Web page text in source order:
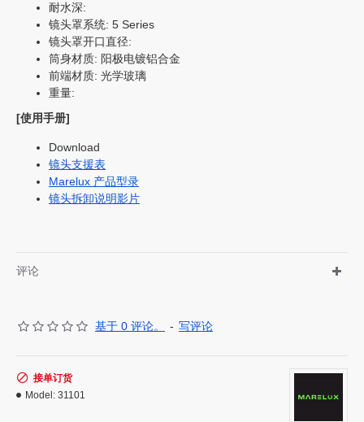
耐水深:
镜头罩系统: 5 Series
镜头罩开口直径:
筒身材质: 阳极电镀铝合金
前端材质: 光学玻璃
重量:
[使用手册]
Download
镜头支援表
Marelux 产品型录
镜头拆卸说明影片
评论
基于 0 评论。 - 写评论
接单订货
Model: 31101